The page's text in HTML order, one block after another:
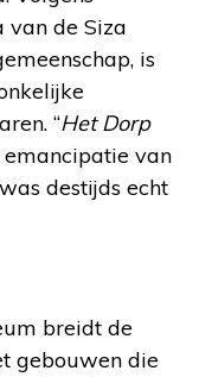
van de Siza
is
“Het Dorp
van
destijds echt
breidt de
gebouwen die